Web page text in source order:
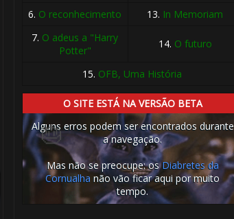
6. O reconhecimento 13. In Memoriam
7. O adeus a "Harry
Potter"
14. O futuro
15. OFB, Uma História
O SITE ESTÁ NA VERSÃO BETA
Alguns erros podem ser encontrados durante
a navegação.
Mas não se preocupe: osDiabretes da
Cornualha não vão ficar aqui por muito
tempo.
🎈
1️⃣ 8️⃣